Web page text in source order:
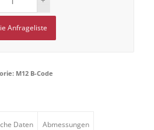
Anfrageliste
M12 B-Code
Daten Abmessungen